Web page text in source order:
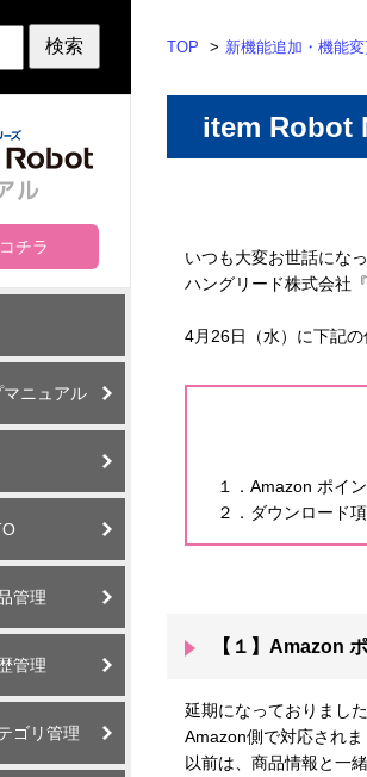
チラ
ニュアル
管理
管理
ゴリ管理
TOP 新機能追加・機能
item Robot
いつも大変お世話にな
ハングリード株式会社
4月26日（水）に下記
１．Amazon ポイ
２．ダウンロード
【１】Amazon
延期になっておりまし
Amazon側で対応され
以前は、商品情報と一